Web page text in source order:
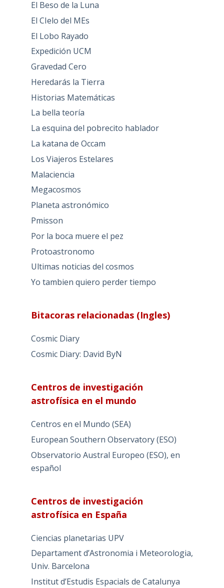
El Beso de la Luna
El CIelo del MEs
El Lobo Rayado
Expedición UCM
Gravedad Cero
Heredarás la Tierra
Historias Matemáticas
La bella teoría
La esquina del pobrecito hablador
La katana de Occam
Los Viajeros Estelares
Malaciencia
Megacosmos
Planeta astronómico
Pmisson
Por la boca muere el pez
Protoastronomo
Ultimas noticias del cosmos
Yo tambien quiero perder tiempo
Bitacoras relacionadas (Ingles)
Cosmic Diary
Cosmic Diary: David ByN
Centros de investigación
astrofísica en el mundo
Centros en el Mundo (SEA)
European Southern Observatory (ESO)
Observatorio Austral Europeo (ESO), en
español
Centros de investigación
astrofísica en España
Ciencias planetarias UPV
Departament d’Astronomia i Meteorologia,
Univ. Barcelona
Institut d’Estudis Espacials de Catalunya